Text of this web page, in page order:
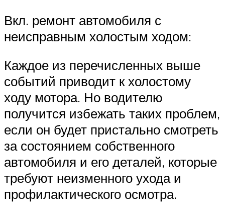
Вкл. ремонт автомобиля с
неисправным холостым ходом:
Каждое из перечисленных выше
событий приводит к холостому
ходу мотора. Но водителю
получится избежать таких проблем,
если он будет пристально смотреть
за состоянием собственного
автомобиля и его деталей, которые
требуют неизменного ухода и
профилактического осмотра.